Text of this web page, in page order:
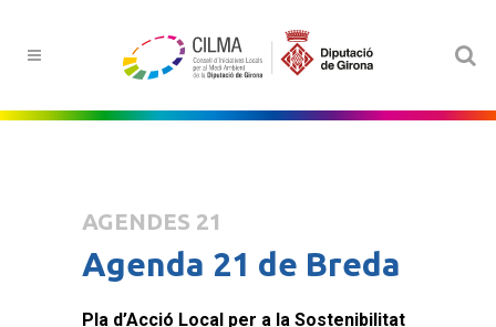
AGENDES 21
Agenda 21 de Breda
Pla d’Acció Local per a la Sostenibilitat